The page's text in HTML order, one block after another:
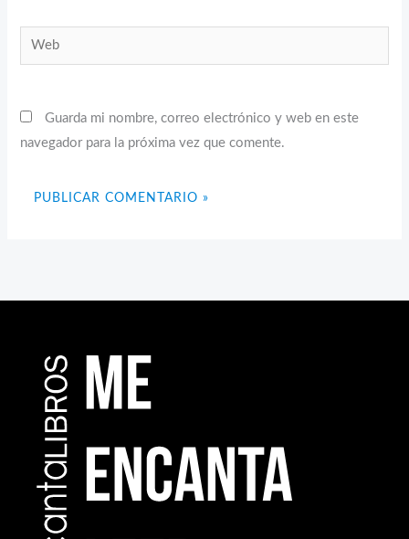
Web
Guarda mi nombre, correo electrónico y web en este
navegador para la próxima vez que comente.